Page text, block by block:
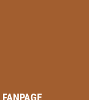
FANPAGE